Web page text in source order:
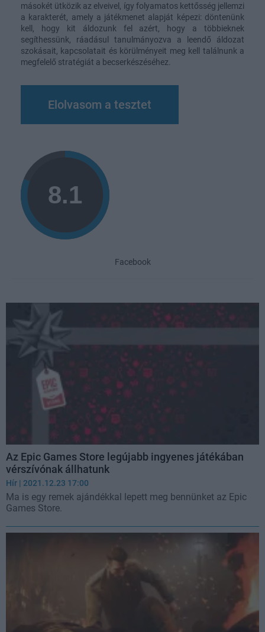
másokét ütközik az elveivel, így folyamatos kettősség jellemzi
a karakterét, amely a játékmenet alapját képezi: döntenünk
kell, hogy kit áldozunk fel azért, hogy a többieknek
segíthessünk, ráadásul tanulmányozva a leendő áldozat
szokásait, kapcsolatait és körülményeit meg kell találnunk a
megfelelő stratégiát a becserkészéséhez.
Elolvasom a tesztet
Facebook
Az Epic Games Store legújabb ingyenes játékában
vérszívónak állhatunk
Hír | 2021.12.23 17:00
Ma is egy remek ajándékkal lepett meg bennünket az Epic
Games Store.